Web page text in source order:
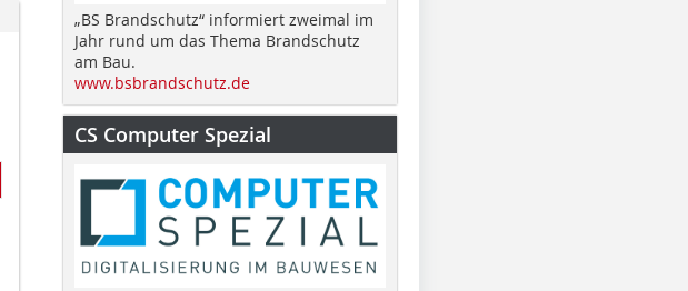
„BS Brandschutz“ informiert zweimal im
Jahr rund um das Thema Brandschutz
am Bau.
www.bsbrandschutz.de
CS Computer Spezial